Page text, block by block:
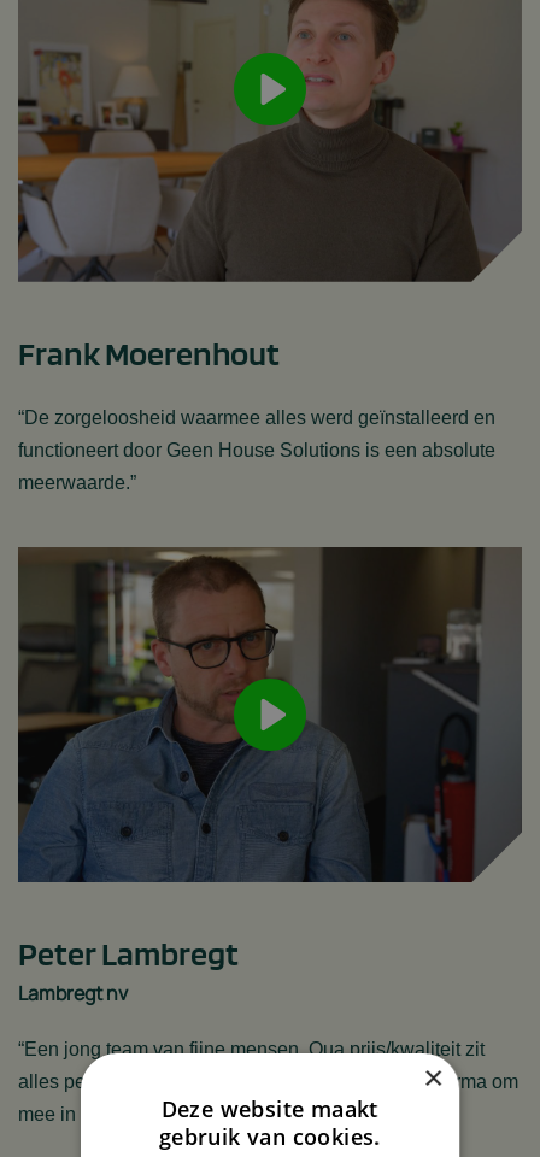
Frank Moerenhout
“De zorgeloosheid waarmee alles werd geïnstalleerd en
functioneert door Geen House Solutions is een absolute
meerwaarde.”
Peter Lambregt
Lambregt nv
“Een jong team van fijne mensen. Qua prijs/kwaliteit zit
alles perfect. Green House Solutions is zeker een firma om
mee in zee te gaan!“
×
Deze website maakt
gebruik van cookies.